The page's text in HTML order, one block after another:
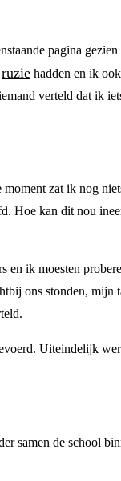
pagina gezien
ruzie hadden en ik
verteld dat ik
zat ik nog
Hoe kan dit nou
ik moesten
ons stonden, mijn
Uiteindelijk
samen de school